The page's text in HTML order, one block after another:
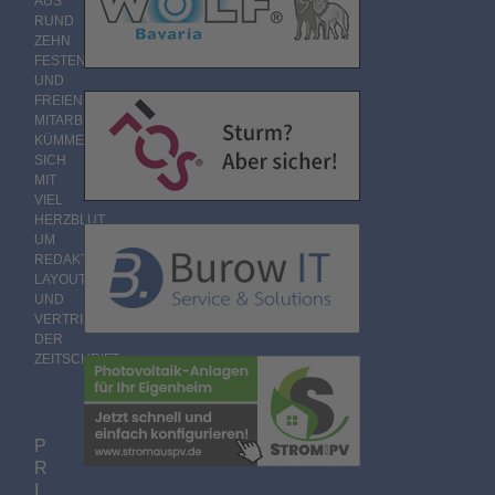
RUND
ZEHN
FESTEN
UND
FREIEN
MITARBEITERN
KÜMMERT
SICH
MIT
VIEL
HERZBLUT
UM
REDAKTION,
LAYOUT
UND
VERTRIEB
DER
ZEITSCHRIFT.
P
R